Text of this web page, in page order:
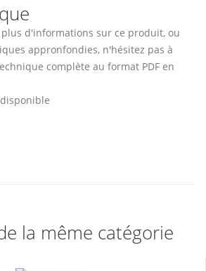
d'informations sur ce produit, ou
appronfondies, n'hésitez pas à
complète au format PDF en
la même catégorie